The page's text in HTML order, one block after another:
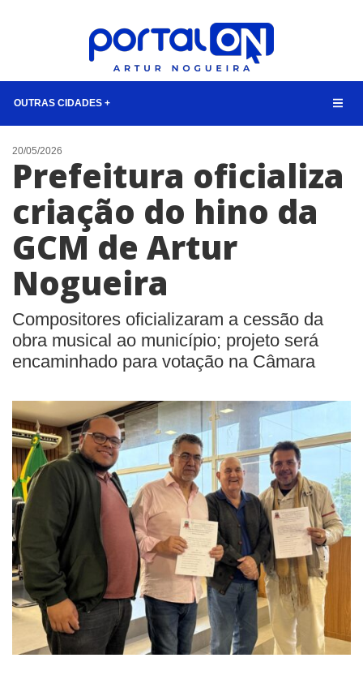
OUTRAS CIDADES +
NOTÍCIAS
LISTA DIGITAL
TELEFONES ÚTEIS
QUEM SOMOS
CONTATO
ANUNCIE
BUSCAR
20/05/2026
Prefeitura oficializa
criação do hino da
GCM de Artur
Nogueira
Compositores oficializaram a cessão da
obra musical ao município; projeto será
encaminhado para votação na Câmara